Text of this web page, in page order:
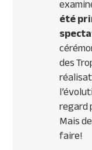
été
des
regard
Mais
faire!